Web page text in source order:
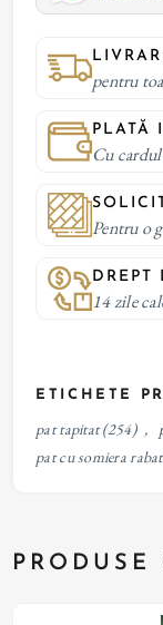
pentru
PLATĂ
Cu
Pentru o
DREPT
14 zile
ETICHETE
pat tapitat (254) ,
pat cu somiera
PRODUSE